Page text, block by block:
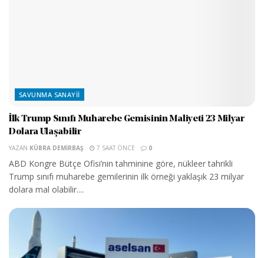
SAVUNMA SANAYII
İlk Trump Sınıfı Muharebe Gemisinin Maliyeti 23 Milyar
Dolara Ulaşabilir
YAZAN KÜBRA DEMIRBAŞ 7 SAAT ÖNCE 0
ABD Kongre Bütçe Ofisi’nin tahminine göre, nükleer tahrikli
Trump sınıfı muharebe gemilerinin ilk örneği yaklaşık 23 milyar
dolara mal olabilir....